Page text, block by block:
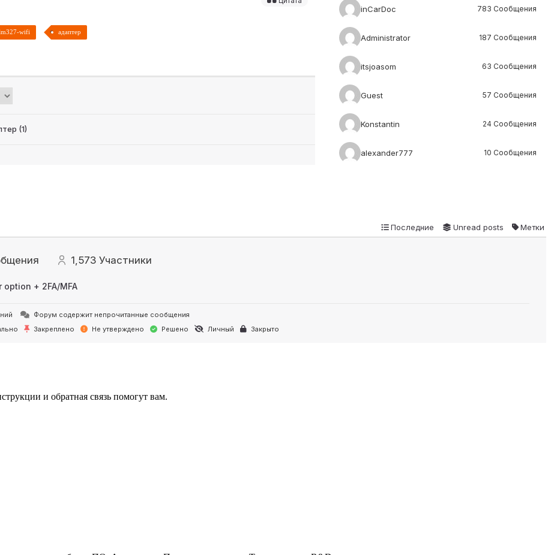
wifi адаптер
(1)
inCarDoc 783 Сообщения
Administrator 187 Сообщения
itsjoasom 63 Сообщения
Guest 57 Сообщения
Konstantin 24 Сообщения
alexander777 10 Сообщения
Последние Unread posts Метки
1,573 Участники
option + 2FA/MFA
Форум содержит непрочитанные сообщения
Закреплено Не утверждено Решено Личный Закрыто
и обратная связь помогут вам.